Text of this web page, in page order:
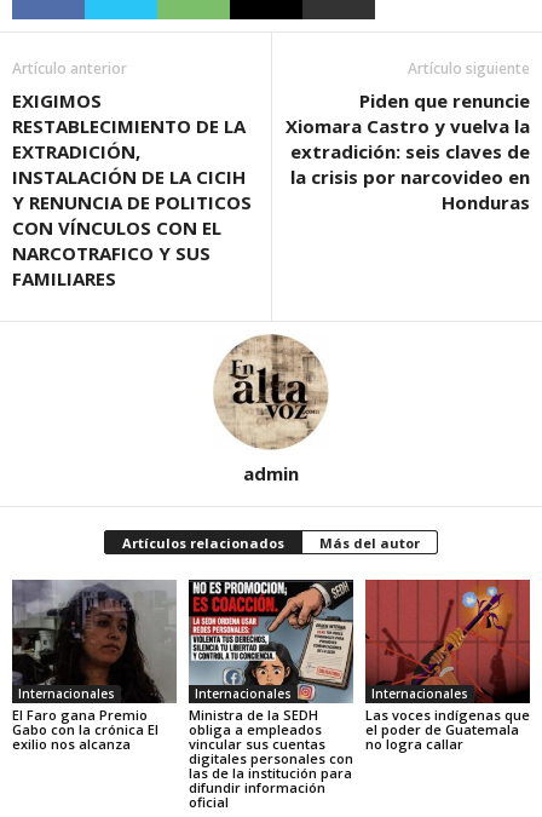
Artículo anterior
EXIGIMOS
RESTABLECIMIENTO DE LA
EXTRADICIÓN,
INSTALACIÓN DE LA CICIH
Y RENUNCIA DE POLITICOS
CON VÍNCULOS CON EL
NARCOTRAFICO Y SUS
FAMILIARES
Artículo siguiente
Piden que renuncie
Xiomara Castro y vuelva la
extradición: seis claves de
la crisis por narcovideo en
Honduras
admin
Artículos relacionados Más del autor
Internacionales
El Faro gana Premio
Gabo con la crónica El
exilio nos alcanza
Internacionales
Ministra de la SEDH
obliga a empleados
vincular sus cuentas
digitales personales con
las de la institución para
difundir información
oficial
Internacionales
Las voces indígenas que
el poder de Guatemala
no logra callar